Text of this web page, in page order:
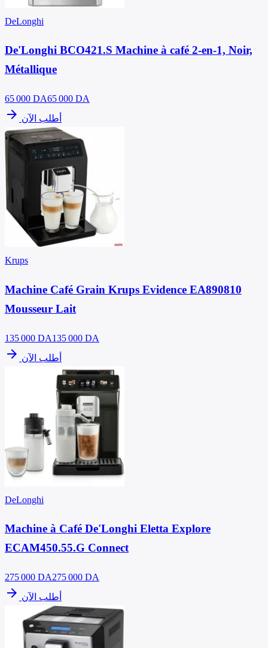
DeLonghi
De'Longhi BCO421.S Machine à café 2-en-1, Noir,
Métallique
65 000 DA65 000 DA
arrow_forward أطلب الآن
Krups
Machine Café Grain Krups Evidence EA890810
Mousseur Lait
135 000 DA135 000 DA
arrow_forward أطلب الآن
DeLonghi
Machine à Café De'Longhi Eletta Explore
ECAM450.55.G Connect
275 000 DA275 000 DA
arrow_forward أطلب الآن